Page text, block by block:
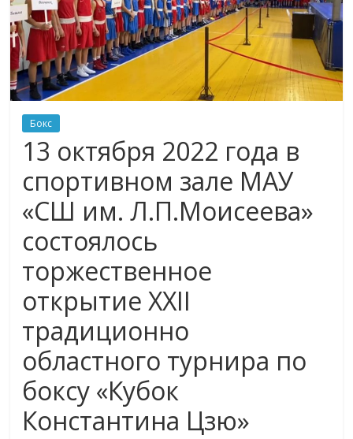
Бокс
13 октября 2022 года в
спортивном зале МАУ
«СШ им. Л.П.Моисеева»
состоялось
торжественное
открытие XXII
традиционно
областного турнира по
боксу «Кубок
Константина Цзю»